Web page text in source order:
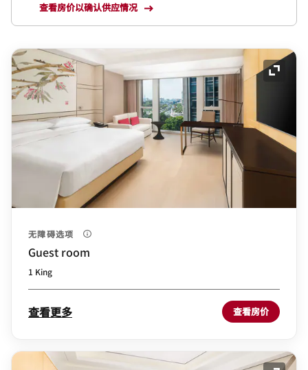
查看房价以确认供应情况
展开
无障碍选项
Guest room
1 King
查看更多 查看房价